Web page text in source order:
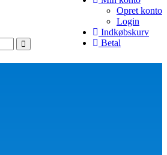
Opret konto
Login
Indkøbskurv
Betal